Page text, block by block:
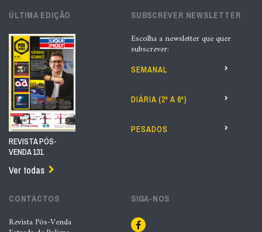
ÚLTIMA EDIÇÃO
REVISTA PÓS-
VENDA 131
Ver todas
SUBSCREVER NEWSLETTER
Escolha a newsletter que quer
subscrever:
SEMANAL
DIÁRIA (2ª A 6ª)
PESADOS
CONTACTOS
Revista Pós-Venda
SIGA-NOS